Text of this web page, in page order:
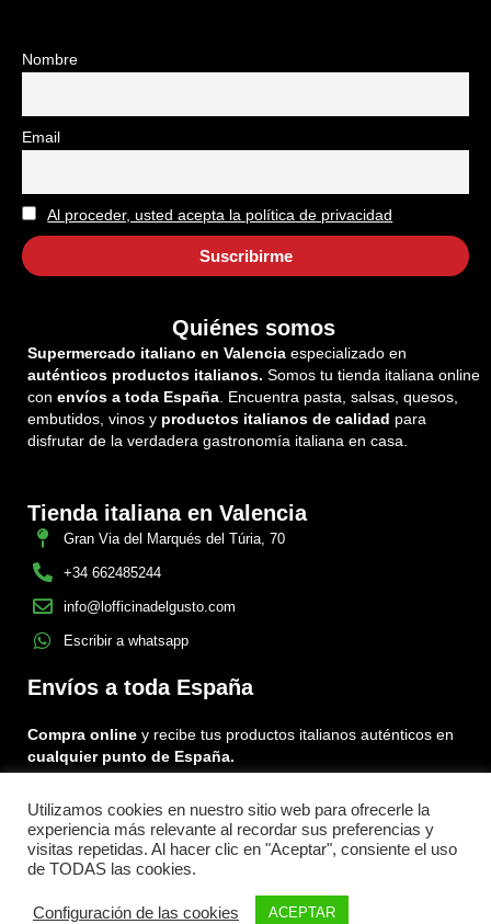
Nombre
Email
Al proceder, usted acepta la política de privacidad
Quiénes somos
Supermercado italiano en Valencia especializado en
auténticos productos italianos. Somos tu tienda italiana online
con envíos a toda España. Encuentra pasta, salsas, quesos,
embutidos, vinos y productos italianos de calidad para
disfrutar de la verdadera gastronomía italiana en casa.
Tienda italiana en Valencia
Gran Via del Marqués del Túria, 70
+34 662485244
info@lofficinadelgusto.com
Escribir a whatsapp
Envíos a toda España
Compra online y recibe tus productos italianos auténticos en
cualquier punto de España.
Encuéntranos en:
FacebookInstagram
Tiktok
Menu
Utilizamos cookies en nuestro sitio web para ofrecerle la
experiencia más relevante al recordar sus preferencias y
visitas repetidas. Al hacer clic en "Aceptar", consiente el uso
de TODAS las cookies.
Configuración de las cookies ACEPTAR